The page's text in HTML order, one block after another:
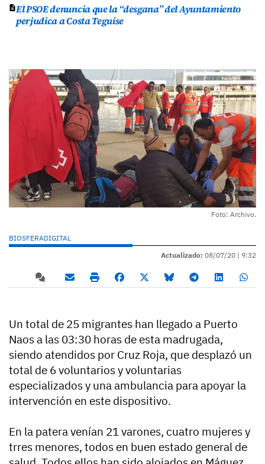
El PSOE denuncia que la “desgana” del Ayuntamiento
perjudica a Costa Teguise
Foto: Archivo.
BIOSFERADIGITAL
Actualizado: 08/07/20 | 9:32
Un total de 25 migrantes han llegado a Puerto
Naos a las 03:30 horas de esta madrugada,
siendo atendidos por Cruz Roja, que desplazó un
total de 6 voluntarios y voluntarias
especializados y una ambulancia para apoyar la
intervención en este dispositivo.
En la patera venían 21 varones, cuatro mujeres y
trres menores, todos en buen estado general de